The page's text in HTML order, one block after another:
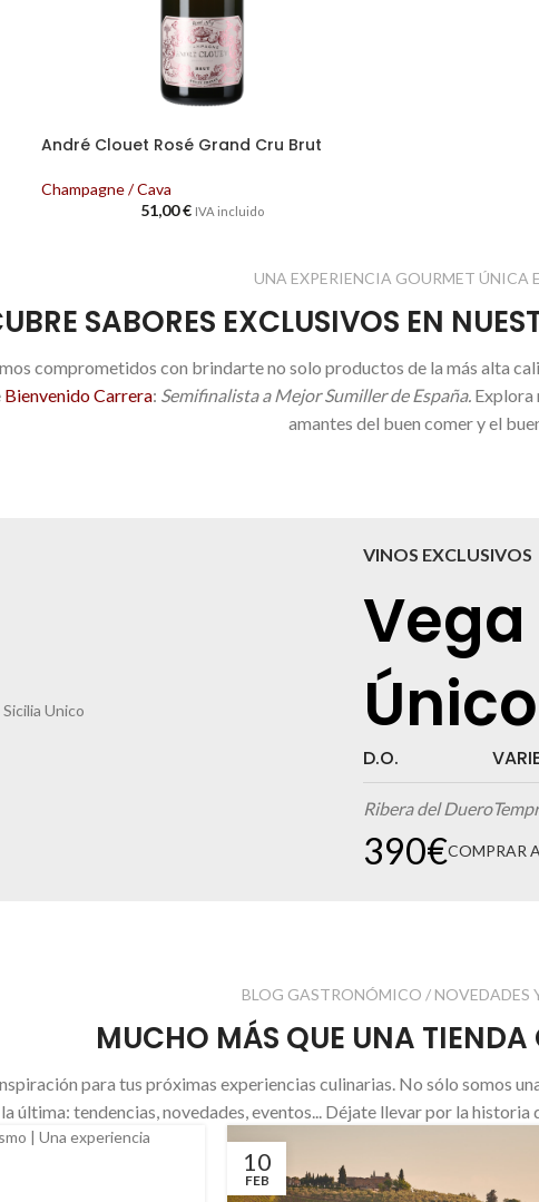
André Clouet Rosé Grand Cru Brut
Champagne / Cava
51,00€ IVA incluido
UNA EXPERIENCIA GOURMET ÚNICA
SABORES EXCLUSIVOS EN
comprometidos con brindarte no solo productos de la más alta
Bienvenido Carrera: Semifinalista a Mejor Sumiller de España. Explora
amantes del buen comer y el
VINOS EXCLUSIVOS
D.O.
Ribera del Duero
390€COMPRAR
CHAMPAGNES
Dom
VINOS ÚNICOS
5º
BLOG GASTRONÓMICO / NOVEDADES
MUCHO MÁS QUE UNA TIENDA
para tus próximas experiencias culinarias. No sólo somos
última: tendencias, novedades, eventos... Déjate llevar por la
10
FEB